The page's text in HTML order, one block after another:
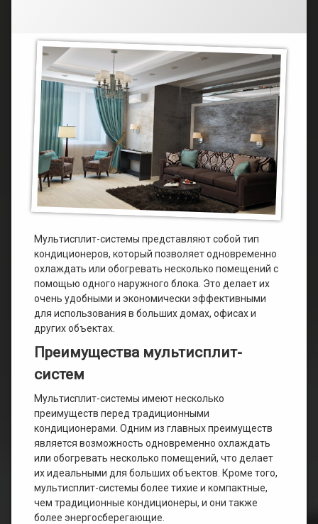
Мультисплит-системы представляют собой тип
кондиционеров, который позволяет одновременно
охлаждать или обогревать несколько помещений с
помощью одного наружного блока. Это делает их
очень удобными и экономически эффективными
для использования в больших домах, офисах и
других объектах.
Преимущества мультисплит-
систем
Мультисплит-системы имеют несколько
преимуществ перед традиционными
кондиционерами. Одним из главных преимуществ
является возможность одновременно охлаждать
или обогревать несколько помещений, что делает
их идеальными для больших объектов. Кроме того,
мультисплит-системы более тихие и компактные,
чем традиционные кондиционеры, и они также
более энергосберегающие.